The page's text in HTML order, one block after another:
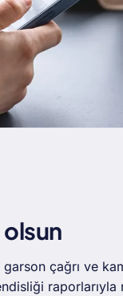
olsun
çağrı ve
raporlarıyla